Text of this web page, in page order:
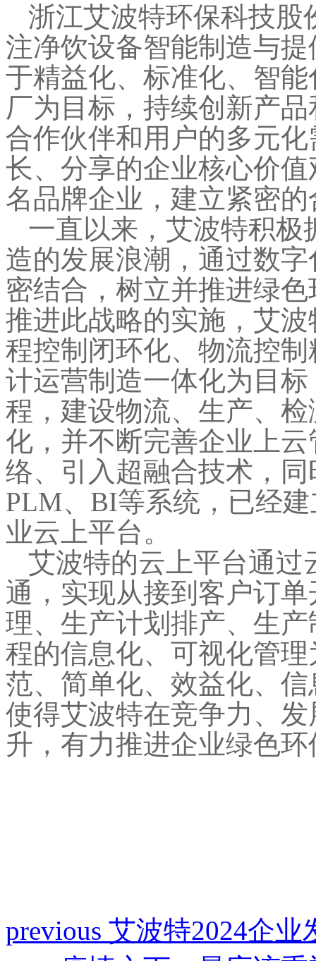
浙江艾波特环保科技股
注净饮设备智能制造与
于精益化、标准化、智
厂为目标，持续创新产
合作伙伴和用户的多元
长、分享的企业核心价
名品牌企业，建立紧密
一直以来，艾波特积
造的发展浪潮，通过数
密结合，树立并推进绿
推进此战略的实施，艾
程控制闭环化、物流控
计运营制造一体化为目
程，建设物流、生产、
化，并不断完善企业上
络、引入超融合技术，同
PLM、BI等系统，已经
业云上平台。
艾波特的云上平台通过
通，实现从接到客户订
理、生产计划排产、生
程的信息化、可视化管
范、简单化、效益化、
使得艾波特在竞争力、
升，有力推进企业绿色
previous 艾波特2024企业